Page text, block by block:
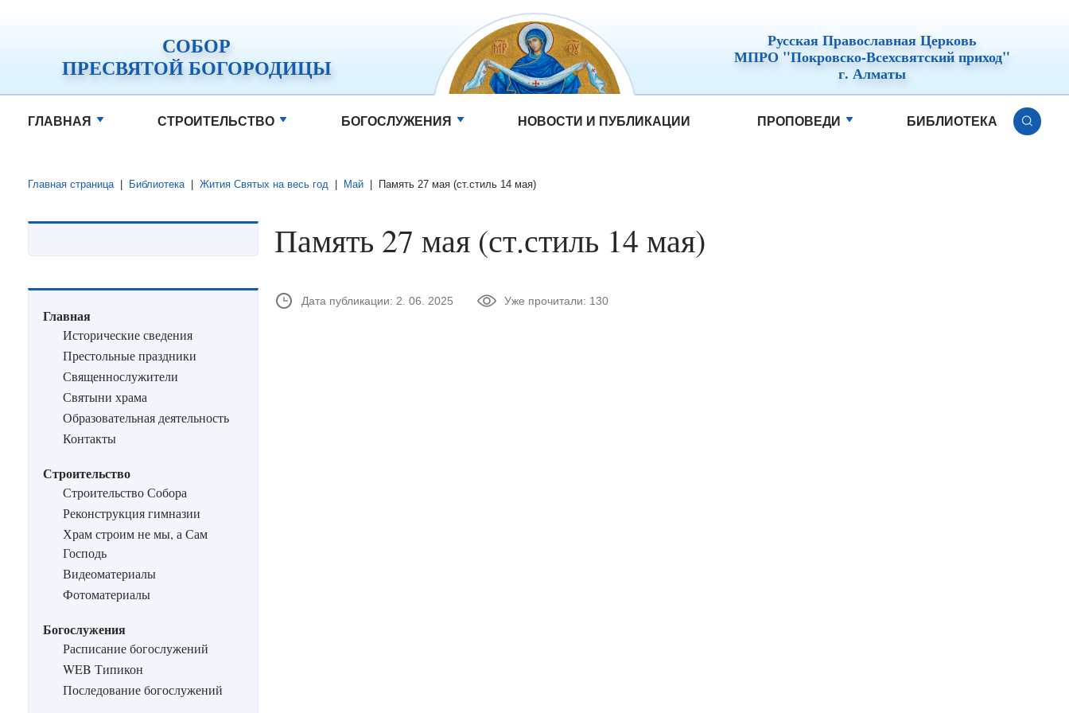
СОБОР
ПРЕСВЯТОЙ БОГОРОДИЦЫ
Русская Православная Церковь
МПРО "Покровско-Всехсвятский приход"
г. Алматы
ГЛАВНАЯ СТРОИТЕЛЬСТВО БОГОСЛУЖЕНИЯ НОВОСТИ И ПУБЛИКАЦИИ ПРОПОВЕДИ БИБЛИОТЕКА
Главная страница | Библиотека | Жития Святых на весь год | Май | Память 27 мая (ст.стиль 14 мая)
Главная
Исторические сведения
Престольные праздники
Священнослужители
Святыни храма
Образовательная деятельность
Контакты
Строительство
Строительство Собора
Реконструкция гимназии
Храм строим не мы, а Сам
Господь
Видеоматериалы
Фотоматериалы
Богослужения
Расписание богослужений
WEB Типикон
Последование богослужений
Память 27 мая (ст.стиль 14 мая)
Дата публикации: 2. 06. 2025 Уже прочитали: 130